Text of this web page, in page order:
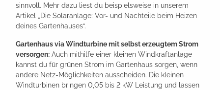
sinnvoll. Mehr dazu liest du beispielsweise in unserem
Artikel „Die Solaranlage: Vor- und Nachteile beim Heizen
deines Gartenhauses“.
Gartenhaus via Windturbine mit selbst erzeugtem Strom
versorgen: Auch mithilfe einer kleinen Windkraftanlage
kannst du für grünen Strom im Gartenhaus sorgen, wenn
andere Netz-Möglichkeiten ausscheiden. Die kleinen
Windturbinen bringen 0,05 bis 2 kW Leistung und lassen